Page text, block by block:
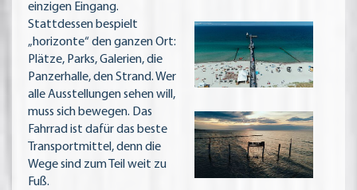
einzigen Eingang.
Stattdessen bespielt
„horizonte“ den ganzen Ort:
Plätze, Parks, Galerien, die
Panzerhalle, den Strand. Wer
alle Ausstellungen sehen will,
muss sich bewegen. Das
Fahrrad ist dafür das beste
Transportmittel, denn die
Wege sind zum Teil weit zu
Fuß.